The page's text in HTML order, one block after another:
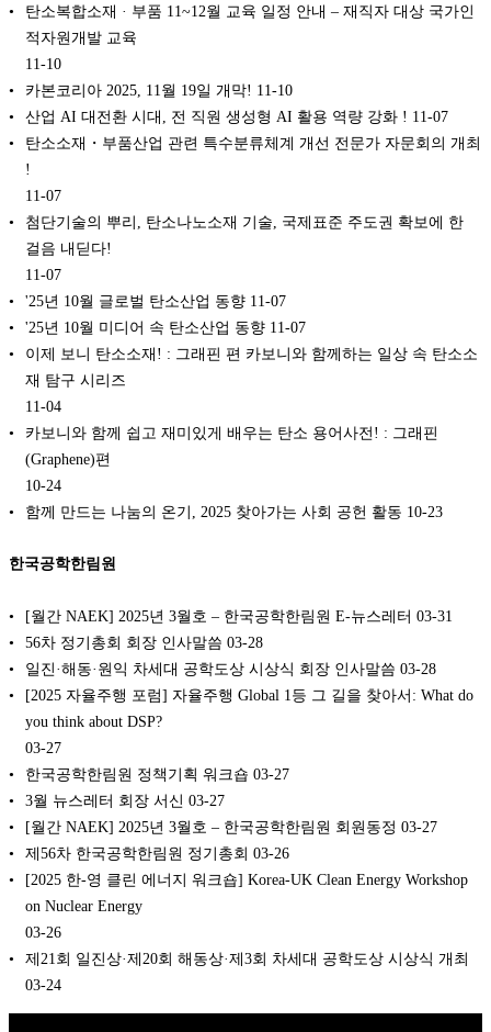
탄소복합소재 · 부품 11~12월 교육 일정 안내 – 재직자 대상 국가인
적자원개발 교육
11-10
카본코리아 2025, 11월 19일 개막! 11-10
산업 AI 대전환 시대, 전 직원 생성형 AI 활용 역량 강화 ! 11-07
탄소소재・부품산업 관련 특수분류체계 개선 전문가 자문회의 개최
!
11-07
첨단기술의 뿌리, 탄소나노소재 기술, 국제표준 주도권 확보에 한
걸음 내딛다!
11-07
'25년 10월 글로벌 탄소산업 동향 11-07
'25년 10월 미디어 속 탄소산업 동향 11-07
이제 보니 탄소소재! : 그래핀 편 카보니와 함께하는 일상 속 탄소소
재 탐구 시리즈
11-04
카보니와 함께 쉽고 재미있게 배우는 탄소 용어사전! : 그래핀
(Graphene)편
10-24
함께 만드는 나눔의 온기, 2025 찾아가는 사회 공헌 활동 10-23
한국공학한림원
[월간 NAEK] 2025년 3월호 – 한국공학한림원 E-뉴스레터 03-31
56차 정기총회 회장 인사말씀 03-28
일진·해동·원익 차세대 공학도상 시상식 회장 인사말씀 03-28
[2025 자율주행 포럼] 자율주행 Global 1등 그 길을 찾아서: What do
you think about DSP?
03-27
한국공학한림원 정책기획 워크숍 03-27
3월 뉴스레터 회장 서신 03-27
[월간 NAEK] 2025년 3월호 – 한국공학한림원 회원동정 03-27
제56차 한국공학한림원 정기총회 03-26
[2025 한-영 클린 에너지 워크숍] Korea-UK Clean Energy Workshop
on Nuclear Energy
03-26
제21회 일진상·제20회 해동상·제3회 차세대 공학도상 시상식 개최
03-24